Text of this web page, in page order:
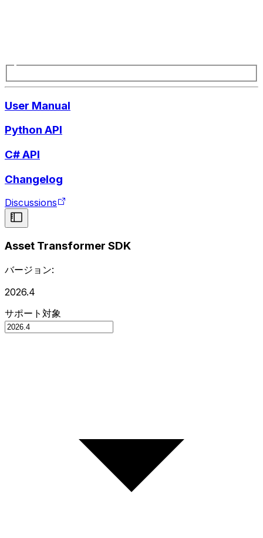
User Manual
Python API
C# API
Changelog
Discussions
Asset Transformer SDK
バージョン:
2026.4
サポート対象